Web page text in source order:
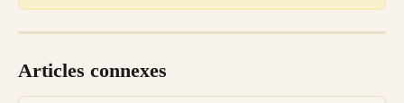
Articles connexes